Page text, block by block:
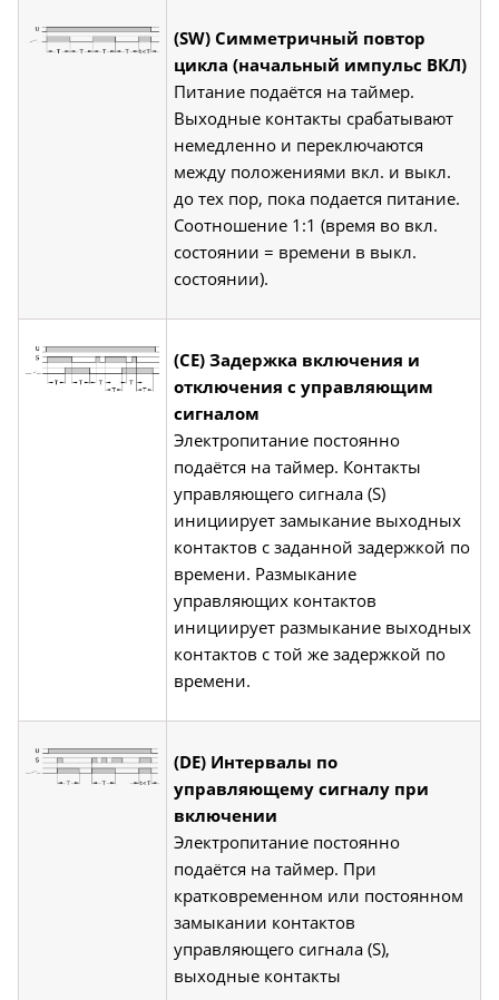
(SW) Симметричный повтор
цикла (начальный импульс ВКЛ)
Питание подаётся на таймер.
Выходные контакты срабатывают
немедленно и переключаются
между положениями вкл. и выкл.
до тех пор, пока подается питание.
Соотношение 1:1 (время во вкл.
состоянии = времени в выкл.
состоянии).
(CE) Задержка включения и
отключения с управляющим
сигналом
Электропитание постоянно
подаётся на таймер. Контакты
управляющего сигнала (S)
инициирует замыкание выходных
контактов с заданной задержкой по
времени. Размыкание
управляющих контактов
инициирует размыкание выходных
контактов с той же задержкой по
времени.
(DE) Интервалы по
управляющему сигналу при
включении
Электропитание постоянно
подаётся на таймер. При
кратковременном или постоянном
замыкании контактов
управляющего сигнала (S),
выходные контакты